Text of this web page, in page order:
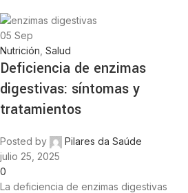
05 Sep
Nutrición Salud
Deficiencia de enzimas
digestivas: síntomas y
tratamientos
Posted by
Pilares da Saúde
julio 25, 2025
0
La deficiencia de enzimas digestivas